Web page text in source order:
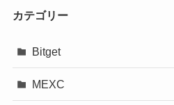
カテゴリー
Bitget
MEXC